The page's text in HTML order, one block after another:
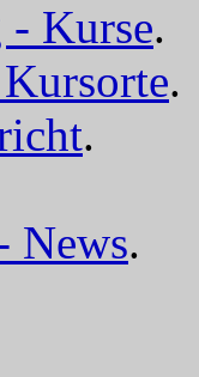
Kurse.
.
.
News.